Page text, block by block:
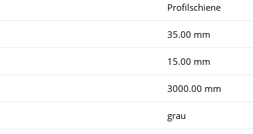
Profilschiene
35.00 mm
15.00 mm
3000.00 mm
grau